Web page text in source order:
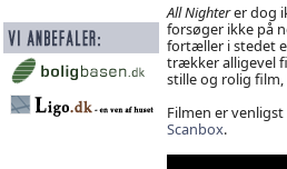
All Nighterer dog
forsøger ikke på
fortæller i stedet
trækker alligevel
stille og rolig
Filmen er
Scanbox.